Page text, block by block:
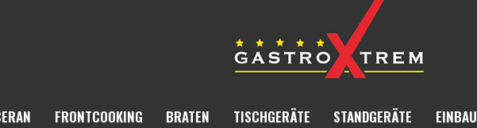
FRONTCOOKING BRATEN TISCHGERÄTE STANDGERÄTE